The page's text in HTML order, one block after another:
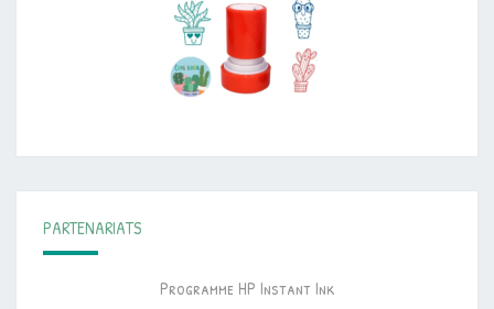
PARTENARIATS
Programme HP Instant Ink